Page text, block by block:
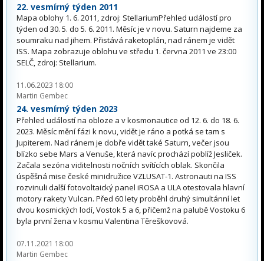
22. vesmírný týden 2011
Mapa oblohy 1. 6. 2011, zdroj: StellariumPřehled událostí pro
týden od 30. 5. do 5. 6. 2011. Měsíc je v novu. Saturn najdeme za
soumraku nad jihem. Přistává raketoplán, nad ránem je vidět
ISS. Mapa zobrazuje oblohu ve středu 1. června 2011 ve 23:00
SELČ, zdroj: Stellarium.
11.06.2023 18:00
Martin Gembec
24. vesmírný týden 2023
Přehled událostí na obloze a v kosmonautice od 12. 6. do 18. 6.
2023. Měsíc mění fázi k novu, vidět je ráno a potká se tam s
Jupiterem. Nad ránem je dobře vidět také Saturn, večer jsou
blízko sebe Mars a Venuše, která navíc prochází poblíž Jesliček.
Začala sezóna viditelnosti nočních svítících oblak. Skončila
úspěšná mise české minidružice VZLUSAT-1. Astronauti na ISS
rozvinuli další fotovoltaický panel iROSA a ULA otestovala hlavní
motory rakety Vulcan. Před 60 lety proběhl druhý simultánní let
dvou kosmických lodí, Vostok 5 a 6, přičemž na palubě Vostoku 6
byla první žena v kosmu Valentina Těreškovová.
07.11.2021 18:00
Martin Gembec